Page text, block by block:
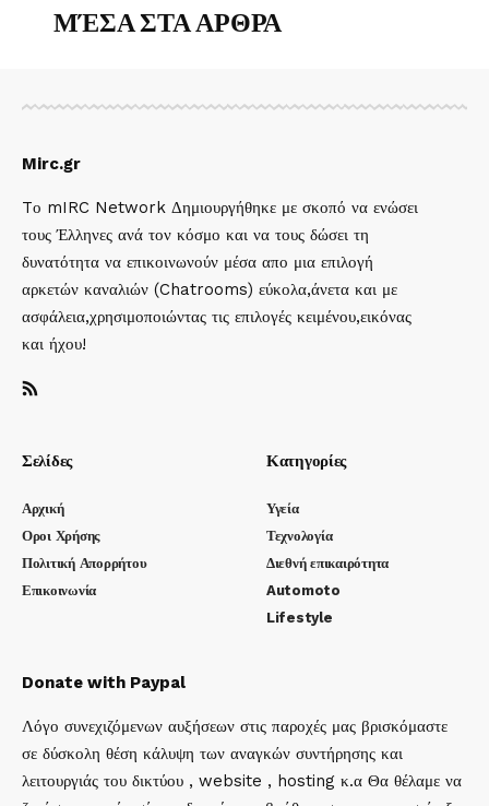
ΜΈΣΑ ΣΤΑ ΑΡΘΡΑ
Mirc.gr
Tο mIRC Network Δημιουργήθηκε με σκοπό να ενώσει
τους Έλληνες ανά τον κόσμο και να τους δώσει τη
δυνατότητα να επικοινωνούν μέσα απο μια επιλογή
αρκετών καναλιών (Chatrooms) εύκολα,άνετα και με
ασφάλεια,χρησιμοποιώντας τις επιλογές κειμένου,εικόνας
και ήχου!
Σελίδες
Αρχική
Οροι Χρήσης
Πολιτική Απορρήτου
Επικοινωνία
Κατηγορίες
Υγεία
Τεχνολογία
Διεθνή επικαιρότητα
Automoto
Lifestyle
Donate with Paypal
Λόγο συνεχιζόμενων αυξήσεων στις παροχές μας βρισκόμαστε
σε δύσκολη θέση κάλυψη των αναγκών συντήρησης και
λειτουργιάς του δικτύου , website , hosting κ.α Θα θέλαμε να